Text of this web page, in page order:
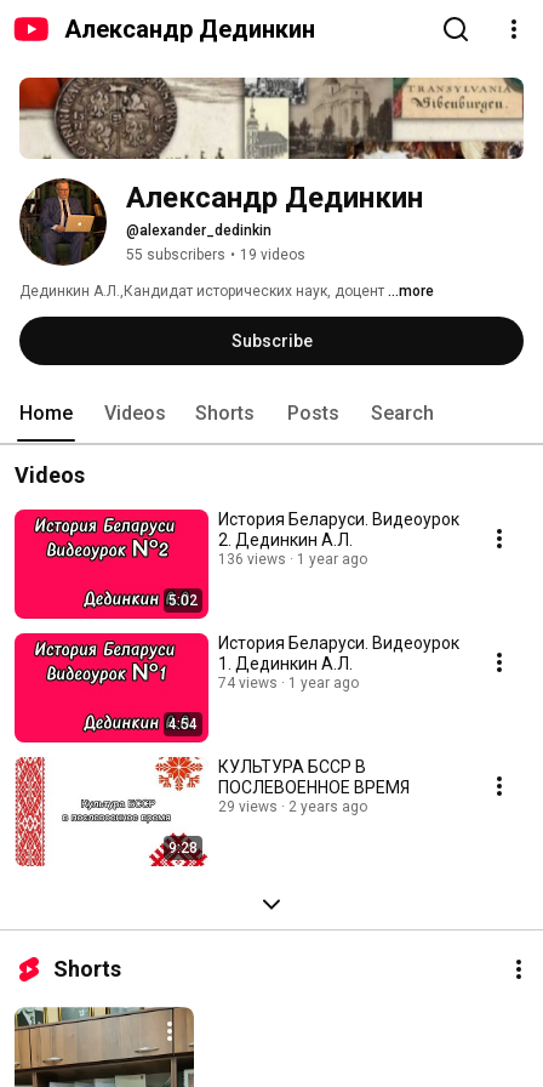
Александр Дединкин
Александр Дединкин
@alexander_dedinkin
55 subscribers • 19 videos
Дединкин А.Л.,Кандидат исторических наук, доцент ...more
Subscribe
Home Videos Shorts Posts Search
Videos
5:02
История Беларуси. Видеоурок
2. Дединкин А.Л.
136 views 1 year ago
4:54
История Беларуси. Видеоурок
1. Дединкин А.Л.
74 views 1 year ago
9:28
КУЛЬТУРА БССР В
ПОСЛЕВОЕННОЕ ВРЕМЯ
29 views 2 years ago
Shorts